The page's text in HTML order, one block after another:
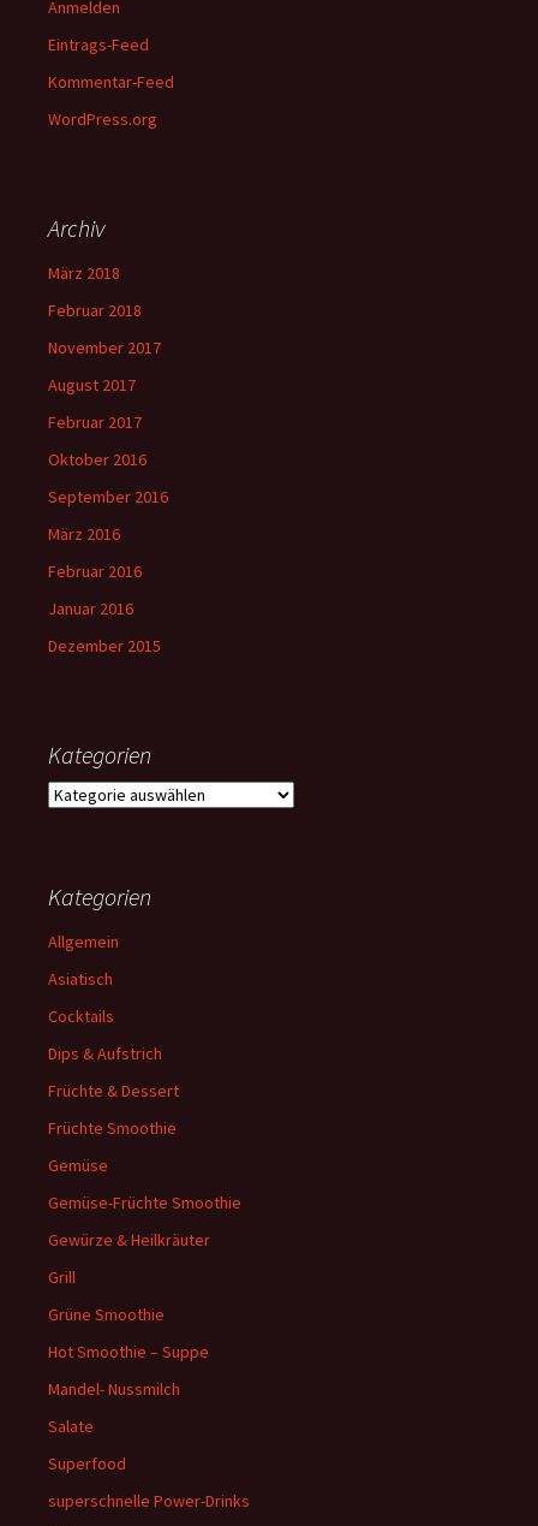
Anmelden
Eintrags-Feed
Kommentar-Feed
WordPress.org
Archiv
März 2018
Februar 2018
November 2017
August 2017
Februar 2017
Oktober 2016
September 2016
März 2016
Februar 2016
Januar 2016
Dezember 2015
Kategorien
Kategorien
Kategorien
Allgemein
Asiatisch
Cocktails
Dips & Aufstrich
Früchte & Dessert
Früchte Smoothie
Gemüse
Gemüse-Früchte Smoothie
Gewürze & Heilkräuter
Grill
Grüne Smoothie
Hot Smoothie – Suppe
Mandel- Nussmilch
Salate
Superfood
superschnelle Power-Drinks